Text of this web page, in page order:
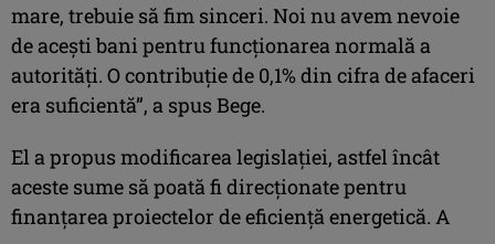
mare, trebuie să fim sinceri. Noi nu avem nevoie
de aceşti bani pentru funcţionarea normală a
autorităţi. O contribuţie de 0,1% din cifra de afaceri
era suficientă”, a spus Bege.
El a propus modificarea legislaţiei, astfel încât
aceste sume să poată fi direcţionate pentru
finanţarea proiectelor de eficienţă energetică. A